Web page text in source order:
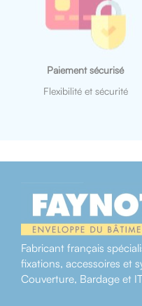
Paiement sécurisé
Flexibilité et sécurité
Fabricant français
fixations, accessoires et
Couverture, Bardage et